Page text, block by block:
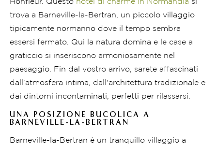
Honfleur. Questo hotel di charme in Normandia si
trova a Barneville-la-Bertran, un piccolo villaggio
tipicamente normanno dove il tempo sembra
essersi fermato. Qui la natura domina e le case a
graticcio si inseriscono armoniosamente nel
paesaggio. Fin dal vostro arrivo, sarete affascinati
dall'atmosfera intima, dall'architettura tradizionale e
dai dintorni incontaminati, perfetti per rilassarsi.
UNA POSIZIONE BUCOLICA A
BARNEVILLE-LA-BERTRAN
Barneville-la-Bertran è un tranquillo villaggio a